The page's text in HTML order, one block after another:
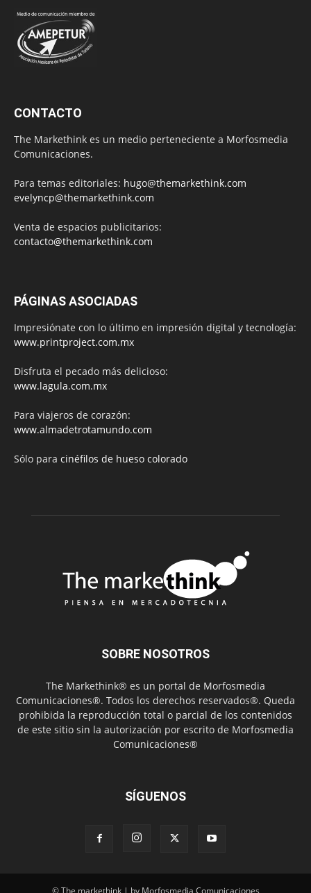
CONTACTO
The Markethink es un medio perteneciente a Morfosmedia
Comunicaciones.
Para temas editoriales: hugo@themarkethink.com
evelyncp@themarkethink.com
Venta de espacios publicitarios:
contacto@themarkethink.com
PÁGINAS ASOCIADAS
Impresiónate con lo último en impresión digital y tecnología:
www.printproject.com.mx
Disfruta el pecado más delicioso:
www.lagula.com.mx
Para viajeros de corazón:
www.almadetrotamundo.com
Sólo para cinéfilos de hueso colorado
SOBRE NOSOTROS
The Markethink® es un portal de Morfosmedia
Comunicaciones®. Todos los derechos reservados®. Queda
prohibida la reproducción total o parcial de los contenidos
de este sitio sin la autorización por escrito de Morfosmedia
Comunicaciones®
SÍGUENOS
© The markethink | by Morfosmedia Comunicaciones